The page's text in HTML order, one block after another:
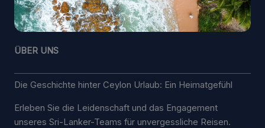
ÜBER UNS
Die Geschichte hinter Ceylon Urlaub: Ein Heimatgefühl
Erleben Sie die Leidenschaft und das Engagement
unseres Sri-Lanker-Teams für unvergessliche Reisen.